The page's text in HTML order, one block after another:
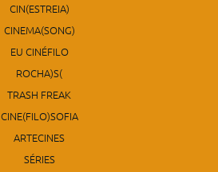
CIN(ESTREIA)
CINEMA(SONG)
EU CINÉFILO
ROCHA)S(
TRASH FREAK
CINE(FILO)SOFIA
ARTECINES
SÉRIES